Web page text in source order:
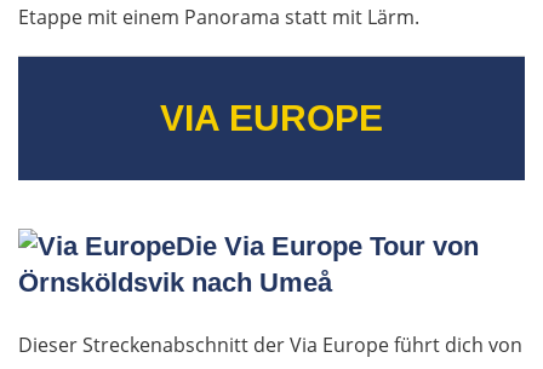
Etappe mit einem Panorama statt mit Lärm.
VIA EUROPE
Die Via Europe Tour von
Örnsköldsvik nach Umeå
Dieser Streckenabschnitt der Via Europe führt dich von
Brüssel
Den Haag
Amsterdam